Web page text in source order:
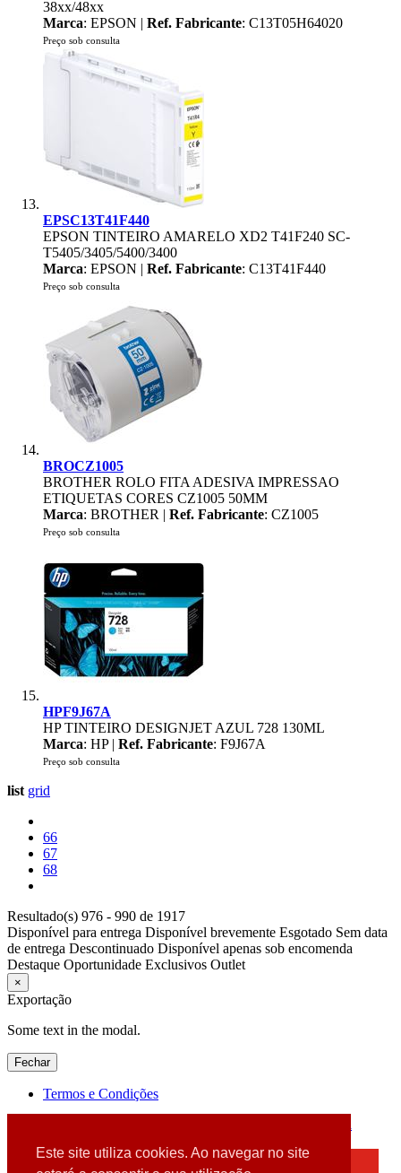
Este site utiliza cookies. Ao navegar no site
38xx/48xx
Marca: EPSON | Ref. Fabricante: C13T05H64020
Preço sob consulta
EPSC13T41F440
EPSON TINTEIRO AMARELO XD2 T41F240 SC-
T5405/3405/5400/3400
Marca: EPSON | Ref. Fabricante: C13T41F440
Preço sob consulta
BROCZ1005
BROTHER ROLO FITA ADESIVA IMPRESSAO
ETIQUETAS CORES CZ1005 50MM
Marca: BROTHER | Ref. Fabricante: CZ1005
Preço sob consulta
HPF9J67A
HP TINTEIRO DESIGNJET AZUL 728 130ML
Marca: HP | Ref. Fabricante: F9J67A
Preço sob consulta
list grid
66
67
68
Resultado(s) 976 - 990 de 1917
Disponível para entrega Disponível brevemente Esgotado Sem data
de entrega Descontinuado Disponível apenas sob encomenda
Destaque Oportunidade Exclusivos Outlet
×
Exportação
Some text in the modal.
Fechar
Termos e Condições